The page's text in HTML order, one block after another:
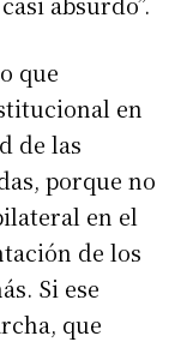
que
en
de las
porque no
en el
de los
Si ese
que